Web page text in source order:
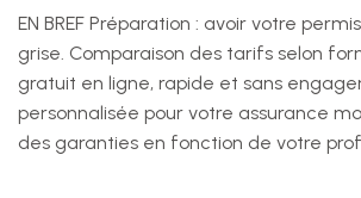
EN BREF Préparation : avoir votre
grise. Comparaison des tarifs selon
gratuit en ligne, rapide et sans
personnalisée pour votre assurance
des garanties en fonction de votre